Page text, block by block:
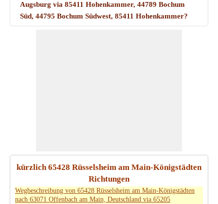
Augsburg via 85411 Hohenkammer, 44789 Bochum
Süd, 44795 Bochum Südwest, 85411 Hohenkammer?
kürzlich 65428 Rüsselsheim am Main-Königstädten
Richtungen
Wegbeschreibung von 65428 Rüsselsheim am Main-Königstädten
nach 63071 Offenbach am Main, Deutschland via 65205